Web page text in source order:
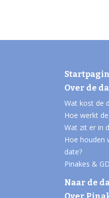
Over de
Wat kost de
Hoe werkt
Wat zit er in
Hoe houden
date?
Pinakes &
Naar de
Over